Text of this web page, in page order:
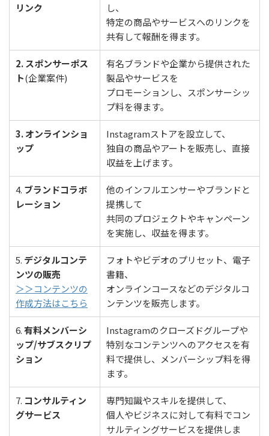
リンク
し、
特定の商品やサービスへのリンクを
共有して報酬を得ます。
2. スポンサーポス
ト(企業案件)
有名ブランドや企業から提供された
製品やサービスを
プロモーションし、スポンサーシッ
プ料を得ます。
3. オンラインショ
ップ
Instagramストアを設立して、
独自の商品やアートを販売し、直接
収益を上げます。
4. ブランドコラボ
レーション
他のインフルエンサーやブランドと
提携して
共同のプロジェクトやキャンペーン
を実施し、収益を得ます。
5. デジタルコンテ
ンツの販売
＞＞コンテンツの
作成方法はこちら
フォトやビデオのプリセット、電子
書籍、
オンラインコースなどのデジタルコ
ンテンツを販売します。
6.有料メンバーシ
ップ/サブスクリプ
ション
Instagramのクローズドグループや
特別なコンテンツへのアクセスを有
料で提供し、メンバーシップ料を得
ます。
7. コンサルティン
グサービス
専門知識やスキルを提供して、
個人やビジネスに対して有料でコン
サルティングサービスを提供しま